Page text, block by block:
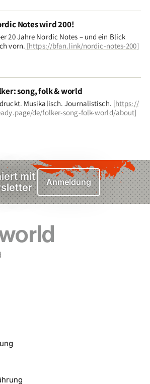
Notes wird 200!
20 Jahre Nordic Notes – und ein Blick
vorn. [https://bfan.link/nordic-notes-200]
song, folk & world
Musikalisch. Journalistisch. [https://
de/folker-song-folk-world/about]
mit
Anmeldung